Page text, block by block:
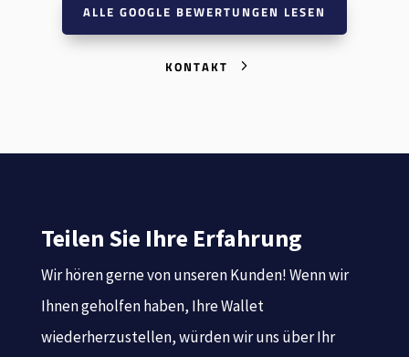
ALLE GOOGLE BEWERTUNGEN LESEN
KONTAKT
Teilen Sie Ihre Erfahrung
Wir hören gerne von unseren Kunden! Wenn wir
Ihnen geholfen haben, Ihre Wallet
wiederherzustellen, würden wir uns über Ihr